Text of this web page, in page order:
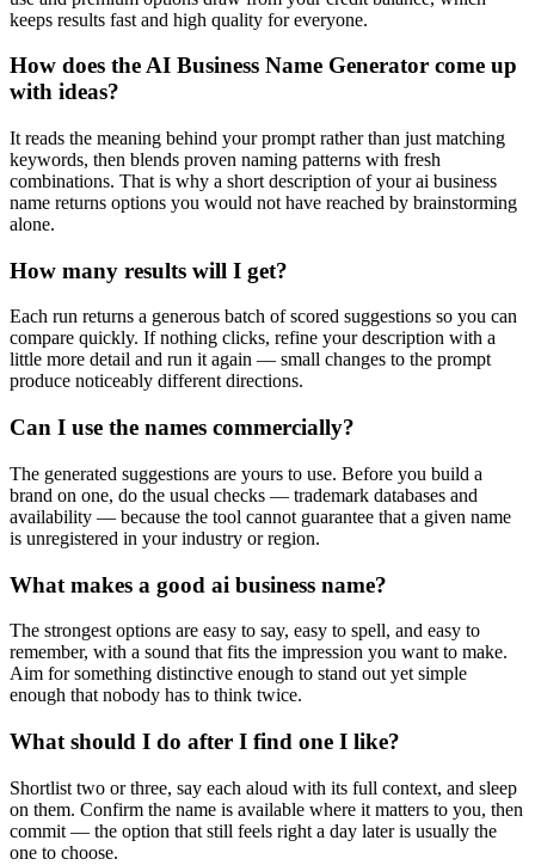
keeps results fast and high quality for everyone.
How does the AI Business Name Generator come up
with ideas?
It reads the meaning behind your prompt rather than just matching
keywords, then blends proven naming patterns with fresh
combinations. That is why a short description of your ai business
name returns options you would not have reached by brainstorming
alone.
How many results will I get?
Each run returns a generous batch of scored suggestions so you can
compare quickly. If nothing clicks, refine your description with a
little more detail and run it again — small changes to the prompt
produce noticeably different directions.
Can I use the names commercially?
The generated suggestions are yours to use. Before you build a
brand on one, do the usual checks — trademark databases and
availability — because the tool cannot guarantee that a given name
is unregistered in your industry or region.
What makes a good ai business name?
The strongest options are easy to say, easy to spell, and easy to
remember, with a sound that fits the impression you want to make.
Aim for something distinctive enough to stand out yet simple
enough that nobody has to think twice.
What should I do after I find one I like?
Shortlist two or three, say each aloud with its full context, and sleep
on them. Confirm the name is available where it matters to you, then
commit — the option that still feels right a day later is usually the
one to choose.